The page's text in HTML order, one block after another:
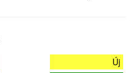
Új